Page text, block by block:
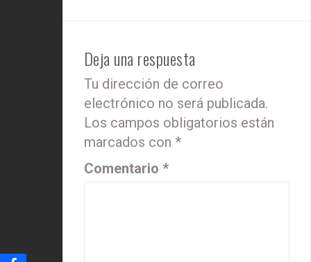
Deja una respuesta
Tu dirección de correo
electrónico no será publicada.
Los campos obligatorios están
marcados con *
Comentario *